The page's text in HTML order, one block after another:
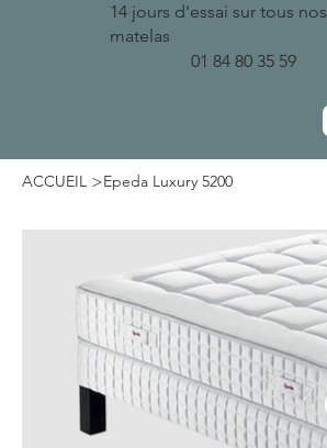
14 jours d'essai sur tous nos
matelas
01 84 80 35 59
ACCUEIL >Epeda Luxury 5200